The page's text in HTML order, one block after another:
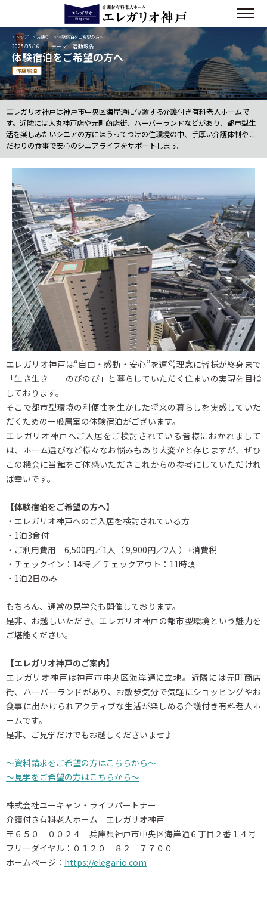
>トップ >お便り > 体験宿泊をご希望の方へ
2025/05/16 テーマ：活動報告
体験宿泊をご希望の方へ
体験宿泊
エレガリオ神戸は神戸市中央区海岸通に位置する介護付き有料老人ホームで
す。近隣には大丸神戸店や元町商店街、ハーバーランドなどがあり、都市型生
活を楽しみたいシニアの方にはうってつけの住環境の中、手厚い介護体制やこ
だわりの食事で安心のシニアライフをサポートします。
エレガリオ神戸は“自由・感動・安心”を運営理念に皆様が終身まで
「生き生き」「のびのび」と暮らしていただく住まいの実現を目指
しております。
そこで都市型環境の利便性を生かした将来の暮らしを実感していた
だくための一般居室の体験宿泊がございます。
エレガリオ神戸へご入居をご検討されている皆様におかれまして
は、ホーム選びなど様々なお悩みもあり大変かと存じますが、ぜひ
この機会に当館をご体感いただきこれからの参考にしていただけれ
ば幸いです。
【体験宿泊をご希望の方へ】
・エレガリオ神戸へのご入居を検討されている方
・1泊3食付
・ご利用費用 6,500円／1人（ 9,900円／2人 ）+消費税
・チェックイン：14時 ／ チェックアウト：11時頃
・1泊2日のみ
もちろん、通常の見学会も開催しております。
是非、お越しいただき、エレガリオ神戸の都市型環境という魅力を
ご堪能ください。
【エレガリオ神戸のご案内】
エレガリオ神戸は神戸市中央区海岸通に立地。近隣には元町商店
街、ハーバーランドがあり、お散歩気分で気軽にショッピングやお
食事に出かけられアクティブな生活が楽しめる介護付き有料老人ホ
ームです。
是非、ご見学だけでもお越しくださいませ♪
～資料請求をご希望の方はこちらから～
～見学をご希望の方はこちらから～
株式会社ユーキャン・ライフパートナー
介護付き有料老人ホーム エレガリオ神戸
〒６５０－００２４ 兵庫県神戸市中央区海岸通６丁目２番１４号
フリーダイヤル：０１２０－８２－７７００
ホームページ： https://elegario.com